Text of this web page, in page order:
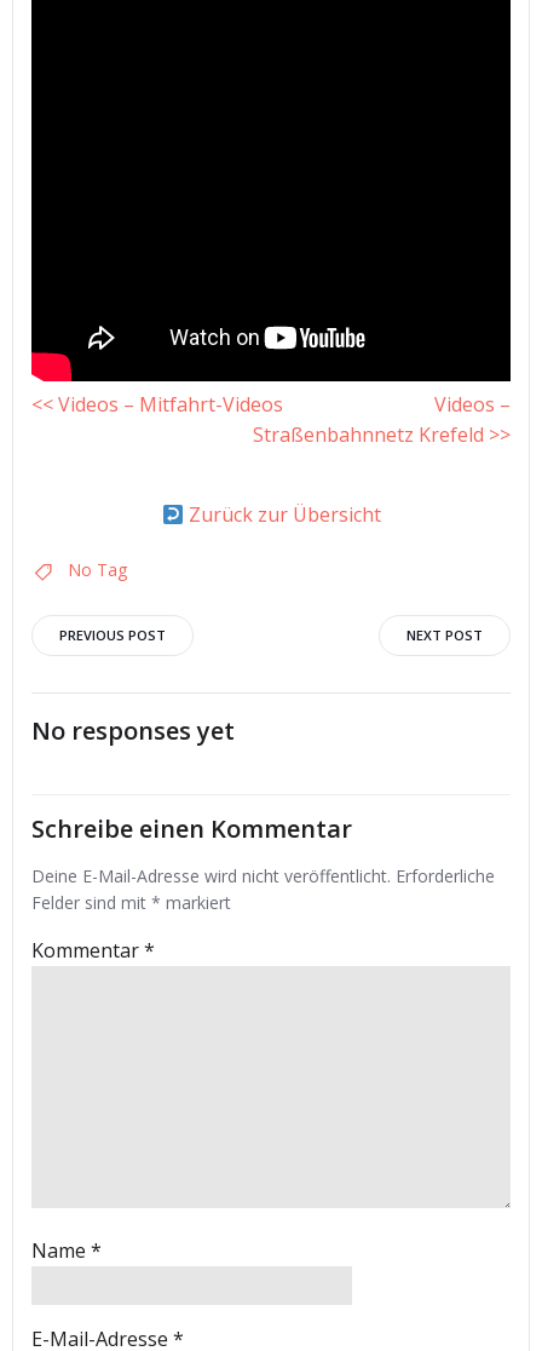
<< Videos – Mitfahrt-Videos
Videos –
Straßenbahnnetz Krefeld >>
Zurück zur Übersicht
No Tag
Post
navigation
PREVIOUS POST
navigation
NEXT POST
No responses yet
Schreibe einen Kommentar
Deine E-Mail-Adresse wird nicht veröffentlicht. Erforderliche
Felder sind mit * markiert
Kommentar*
Name *
E-Mail-Adresse *